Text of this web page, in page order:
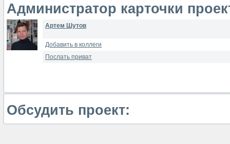
Администратор карточки
Артем Шутов
Добавить в коллеги
Послать приват
Обсудить проект: